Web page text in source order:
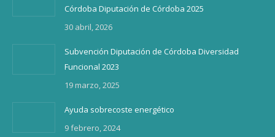
Córdoba Diputación de Córdoba 2025
30 abril, 2026
Subvención Diputación de Córdoba Diversidad
Funcional 2023
19 marzo, 2025
Ayuda sobrecoste energético
9 febrero, 2024